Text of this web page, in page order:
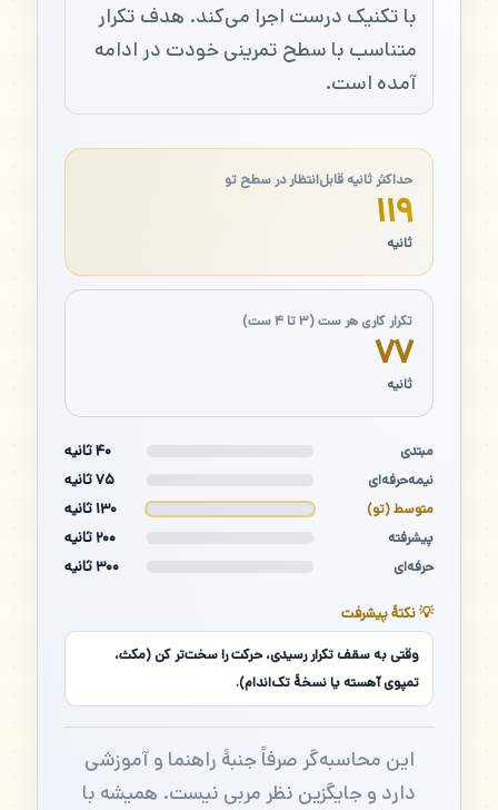
با تکنیک درست اجرا می‌کند. هدف تکرار
متناسب با سطح تمرینی خودت در ادامه
آمده است.
حداکثر ثانیه قابل‌انتظار در سطح تو
۱۱۹
ثانیه
تکرار کاری هر ست (۳ تا ۴ ست)
۷۷
ثانیه
مبتدی ۴۰ ثانیه
نیمه‌حرفه‌ای ۷۵ ثانیه
متوسط (تو) ۱۳۰ ثانیه
پیشرفته ۲۰۰ ثانیه
حرفه‌ای ۳۰۰ ثانیه
💡 نکتهٔ پیشرفت
وقتی به سقف تکرار رسیدی، حرکت را سخت‌تر کن (مکث،
تمپوی آهسته یا نسخهٔ تک‌اندام).
این محاسبه‌گر صرفاً جنبهٔ راهنما و آموزشی
دارد و جایگزین نظر مربی نیست. همیشه با